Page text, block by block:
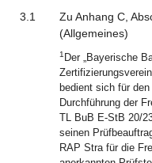
3.1
Zu Anhang C,
(Allgemeines)
1 Der „Bayerische
bedient sich für
Durchführung der
TL BuB E-StB 20/
seinen
RAP Stra für die